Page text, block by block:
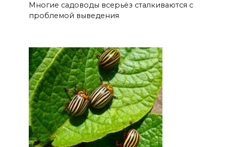
Многие садоводы всерьёз сталкиваются с
проблемой выведения